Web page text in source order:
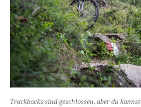
Trackbacks sind geschlossen, aber du kannst